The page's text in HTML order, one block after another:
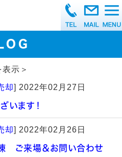
表示＞
却] 2022年02月27日
います！
却] 2022年02月26日
ご来場＆お問い合わせ